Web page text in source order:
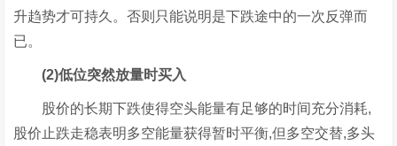
升趋势才可持久。否则只能说明是下跌途中的一次反弹而
已。
(2)低位突然放量时买入
股价的长期下跌使得空头能量有足够的时间充分消耗,
股价止跌走稳表明多空能量获得暂时平衡,但多空交替,多头